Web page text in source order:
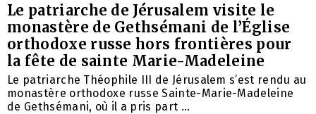
Le patriarche de Jérusalem visite le
monastère de Gethsémani de l’Église
orthodoxe russe hors frontières pour
la fête de sainte Marie-Madeleine
Le patriarche Théophile III de Jérusalem s’est rendu au
monastère orthodoxe russe Sainte-Marie-Madeleine
de Gethsémani, où il a pris part ...